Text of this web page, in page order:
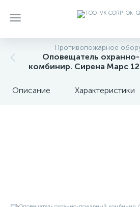
Противопожарное
Оповещатель
комбинир. Сирена Марс
Описание Характеристики